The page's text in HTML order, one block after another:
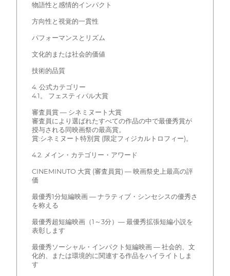
物語性と感情的インパクト
方向性と視覚的一貫性
パフォーマンスとリズム
文化的または社会的価値
技術的品質
4. 公式カテゴリー
4.1。 フェスティバル大賞
審査員賞 — シネミヌート大賞
審査員により選ばれたすべての作品の中で最優秀賞が
授与される同映画祭の最高賞。
賞:シネミヌート特別賞 (限定フィジカルトロフィー)。
4.2. メイン・カテゴリー・アワード
CINEMINUTO 大賞 (審査員賞) — 映画祭史上最高の評
価
最優秀1分短編映画 — ナラティブ・シンセシスの優秀さ
を称える
最優秀超短編映画（1～3分）— 最優秀拡張短編小説を
表彰します
最優秀ソーシャル・インパクト短編映画 — 社会的、文
化的、または環境的に関連する作品をハイライトしま
す